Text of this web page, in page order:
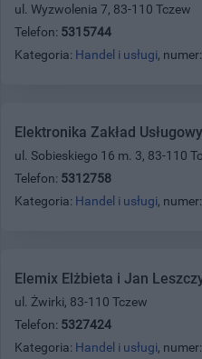
ul. Wyzwolenia 7, 83-110 Tczew
Telefon: 5315744
Kategoria: Handel i usługi,
Elektronika Zakład
ul. Sobieskiego 16 m. 3, 83-110
Telefon: 5312758
Kategoria: Handel i usługi,
Elemix Elżbieta i Jan
ul. Żwirki, 83-110 Tczew
Telefon: 5327424
Kategoria: Handel i usługi,